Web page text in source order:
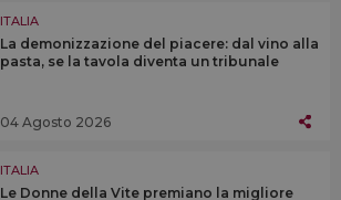
ITALIA
La demonizzazione del piacere: dal vino alla
pasta, se la tavola diventa un tribunale
04 Agosto 2026
ITALIA
Le Donne della Vite premiano la migliore